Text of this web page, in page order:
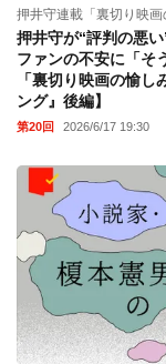
押井守連載「裏切り映画
押井守が“評判の悪
ファンの不安に「そ
「裏切り映画の愉
ング』後編】
第20回 2026/6/17 19:30